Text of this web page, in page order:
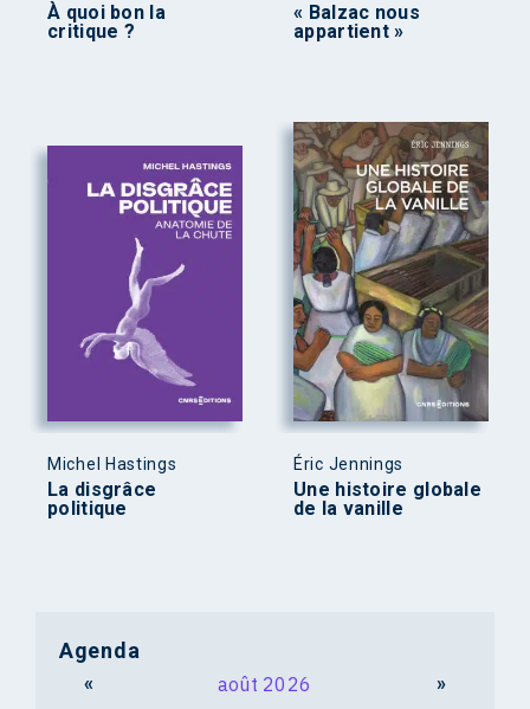
À quoi bon la
critique ?
« Balzac nous
appartient »
Michel Hastings
La disgrâce
politique
Éric Jennings
Une histoire globale
de la vanille
Agenda
« août 2026 »